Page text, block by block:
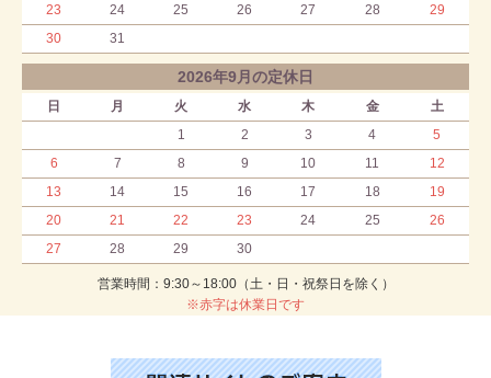
23
24 25 26 27 28
29
30
31
2026年9月の定休日
日 月 火 水 木 金
土
1
2 3 4
5
6
7 8 9 10 11
12
13
14 15 16 17 18
19
20
21 22 23 24 25
26
27
28 29 30
営業時間：9:30～18:00（土・日・祝祭日を除く）
※赤字は休業日です